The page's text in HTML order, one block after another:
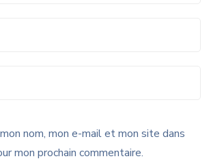
nom, mon e-mail et mon site dans
mon prochain commentaire.